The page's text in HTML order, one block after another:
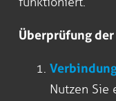
Überprüfung
Nutzen Sie